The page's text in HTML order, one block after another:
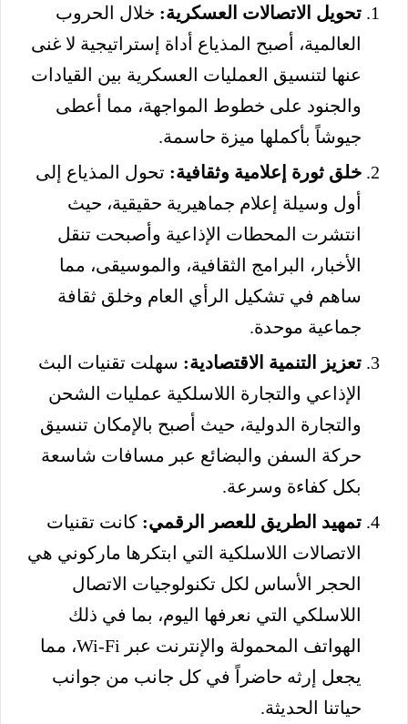
تحويل الاتصالات العسكرية: خلال الحروب
العالمية، أصبح المذياع أداة إستراتيجية لا غنى
عنها لتنسيق العمليات العسكرية بين القيادات
والجنود على خطوط المواجهة، مما أعطى
جيوشاً بأكملها ميزة حاسمة.
خلق ثورة إعلامية وثقافية: تحول المذياع إلى
أول وسيلة إعلام جماهيرية حقيقية، حيث
انتشرت المحطات الإذاعية وأصبحت تنقل
الأخبار، البرامج الثقافية، والموسيقى، مما
ساهم في تشكيل الرأي العام وخلق ثقافة
جماعية موحدة.
تعزيز التنمية الاقتصادية: سهلت تقنيات البث
الإذاعي والتجارة اللاسلكية عمليات الشحن
والتجارة الدولية، حيث أصبح بالإمكان تنسيق
حركة السفن والبضائع عبر مسافات شاسعة
بكل كفاءة وسرعة.
تمهيد الطريق للعصر الرقمي: كانت تقنيات
الاتصالات اللاسلكية التي ابتكرها ماركوني هي
الحجر الأساس لكل تكنولوجيات الاتصال
اللاسلكي التي نعرفها اليوم، بما في ذلك
الهواتف المحمولة والإنترنت عبر Wi-Fi، مما
يجعل إرثه حاضراً في كل جانب من جوانب
حياتنا الحديثة.